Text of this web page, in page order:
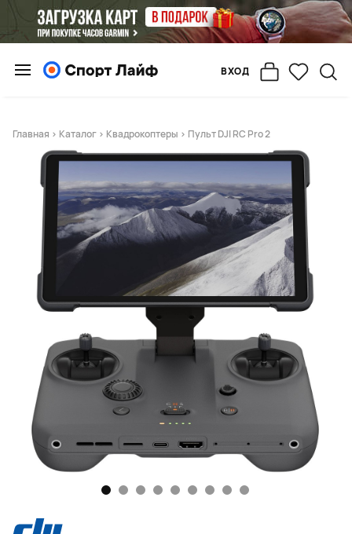
ВХОД
Главная > Каталог > Квадрокоптеры > Пульт DJI RC Pro 2
1 2 3 4 5 6 7 8 9